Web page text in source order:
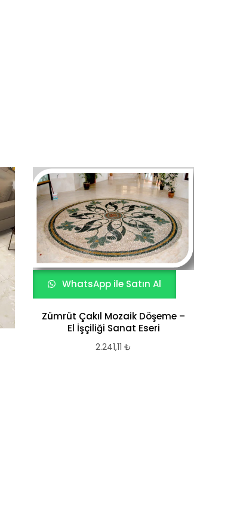
WhatsApp ile Satın Al
Zümrüt Çakıl Mozaik Döşeme –
El İşçiliği Sanat Eseri
2.241,11 ₺